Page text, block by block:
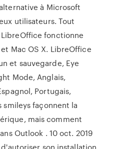
à Microsoft
utilisateurs. Tout
fonctionne
Mac OS X. LibreOffice
et sauvegarde, Eye
Mode, Anglais,
Portugais,
smileys façonnent la
mais comment
Outlook . 10 oct. 2019
son installation.